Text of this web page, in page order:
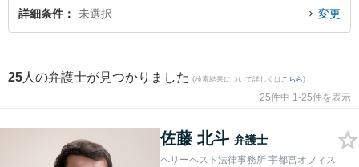
決の実績豊富な近くの弁護士を検索したい』『初回相談無料でセクハラの損害
詳細条件 未選択 変更
25 人の弁護士が見つかりました (検索結果について詳しくは こちら)
25件中 1-25件を表示
佐藤 北斗 弁護士
ベリーベスト法律事務所 宇都宮オフィス